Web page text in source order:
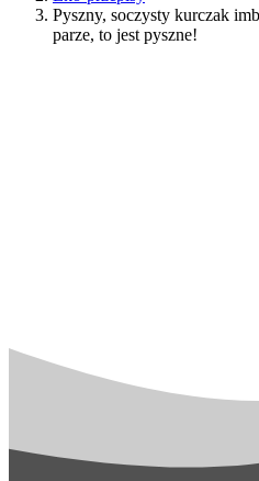
Pyszny, soczysty kurczak
parze, to jest pyszne!